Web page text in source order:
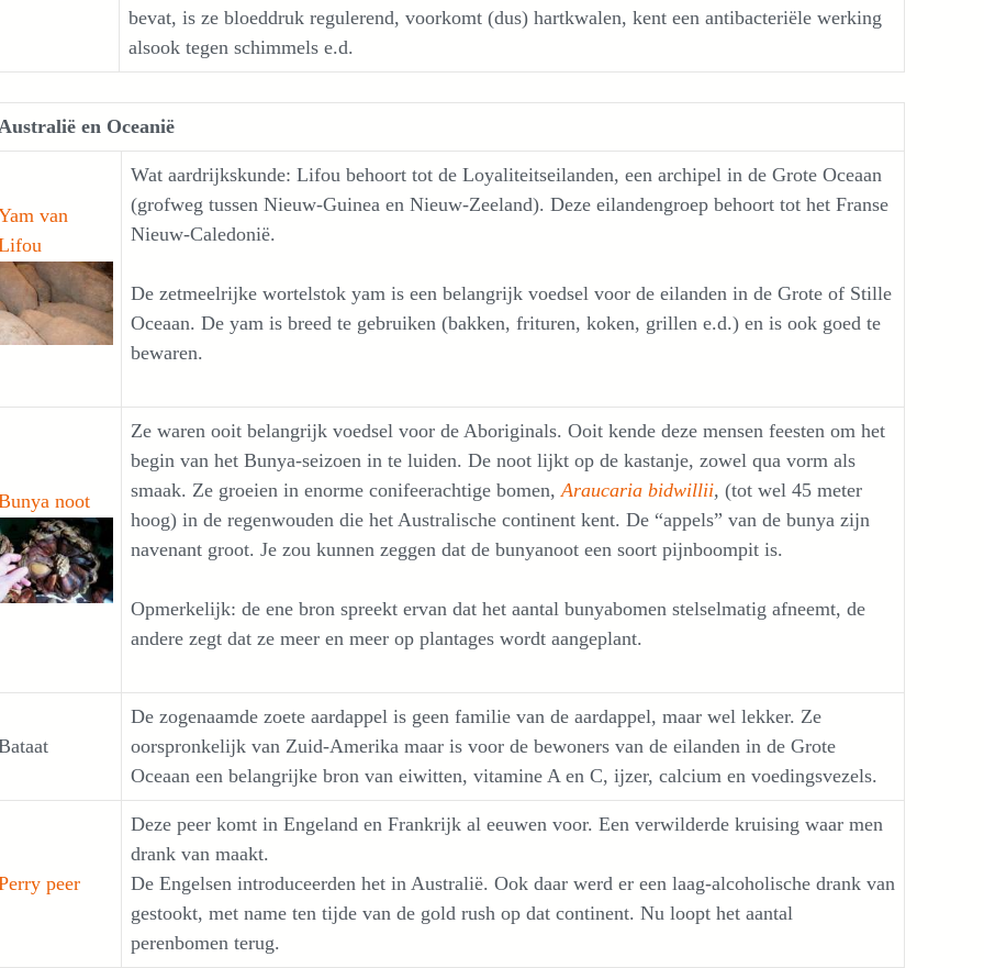
bevat, is ze bloeddruk regulerend, voorkomt (dus) hartkwalen, kent een antibacteriële werking
alsook tegen schimmels e.d.
Australië en Oceanië
van
Wat aardrijkskunde: Lifou behoort tot de Loyaliteitseilanden, een archipel in de Grote Oceaan
(grofweg tussen Nieuw-Guinea en Nieuw-Zeeland). Deze eilandengroep behoort tot het Franse
Nieuw-Caledonië.
De zetmeelrijke wortelstok yam is een belangrijk voedsel voor de eilanden in de Grote of Stille
Oceaan. De yam is breed te gebruiken (bakken, frituren, koken, grillen e.d.) en is ook goed te
bewaren.
noot
Ze waren ooit belangrijk voedsel voor de Aboriginals. Ooit kende deze mensen feesten om het
begin van het Bunya-seizoen in te luiden. De noot lijkt op de kastanje, zowel qua vorm als
smaak. Ze groeien in enorme conifeerachtige bomen, Araucaria bidwillii, (tot wel 45 meter
hoog) in de regenwouden die het Australische continent kent. De “appels” van de bunya zijn
navenant groot. Je zou kunnen zeggen dat de bunyanoot een soort pijnboompit is.
Opmerkelijk: de ene bron spreekt ervan dat het aantal bunyabomen stelselmatig afneemt, de
andere zegt dat ze meer en meer op plantages wordt aangeplant.
De zogenaamde zoete aardappel is geen familie van de aardappel, maar wel lekker. Ze
oorspronkelijk van Zuid-Amerika maar is voor de bewoners van de eilanden in de Grote
Oceaan een belangrijke bron van eiwitten, vitamine A en C, ijzer, calcium en voedingsvezels.
peer
Deze peer komt in Engeland en Frankrijk al eeuwen voor. Een verwilderde kruising waar men
drank van maakt.
De Engelsen introduceerden het in Australië. Ook daar werd er een laag-alcoholische drank van
gestookt, met name ten tijde van de gold rush op dat continent. Nu loopt het aantal
perenbomen terug.